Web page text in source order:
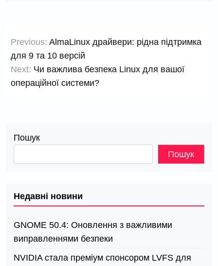
записів
Previous: AlmaLinux драйвери: рідна підтримка
для 9 та 10 версій
Next: Чи важлива безпека Linux для вашої
операційної системи?
Пошук
Пошук
Недавні новини
GNOME 50.4: Оновлення з важливими
виправленнями безпеки
NVIDIA стала преміум спонсором LVFS для